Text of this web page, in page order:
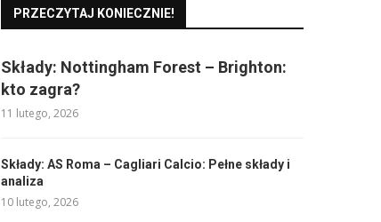
PRZECZYTAJ KONIECZNIE!
Składy: Nottingham Forest – Brighton:
kto zagra?
11 lutego, 2026
Składy: AS Roma – Cagliari Calcio: Pełne składy i
analiza
10 lutego, 2026